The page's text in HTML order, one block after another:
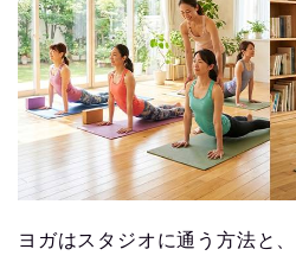
ヨガはスタジオに通う方法と